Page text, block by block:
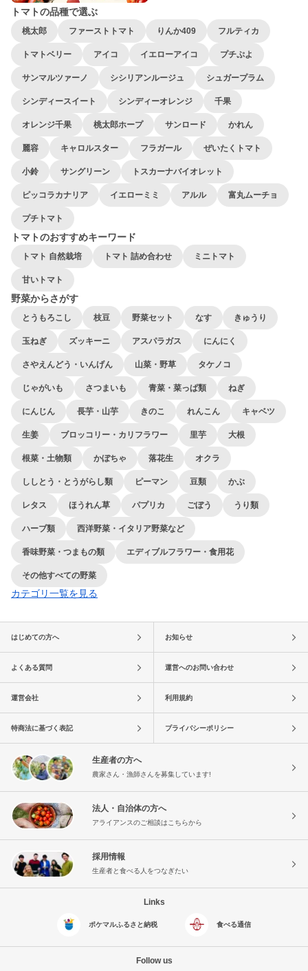
トマトの品種で選ぶ
桃太郎 ファーストトマト りんか409 フルティカ
トマトベリー アイコ イエローアイコ プチぷよ
サンマルツァーノ シシリアンルージュ シュガープラム
シンディースイート シンディーオレンジ 千果
オレンジ千果 桃太郎ホープ サンロード かれん
麗容 キャロルスター フラガール ぜいたくトマト
小鈴 サングリーン トスカーナバイオレット
ピッコラカナリア イエローミミ アルル 富丸ムーチョ
プチトマト
トマトのおすすめキーワード
トマト 自然栽培 トマト 詰め合わせ ミニトマト
甘いトマト
野菜からさがす
とうもろこし 枝豆 野菜セット なす きゅうり
玉ねぎ ズッキーニ アスパラガス にんにく
さやえんどう・いんげん 山菜・野草 タケノコ
じゃがいも さつまいも 青菜・菜っぱ類 ねぎ
にんじん 長芋・山芋 きのこ れんこん キャベツ
生姜 ブロッコリー・カリフラワー 里芋 大根
根菜・土物類 かぼちゃ 落花生 オクラ
ししとう・とうがらし類 ピーマン 豆類 かぶ
レタス ほうれん草 パプリカ ごぼう うり類
ハーブ類 西洋野菜・イタリア野菜など
香味野菜・つまもの類 エディブルフラワー・食用花
その他すべての野菜
カテゴリ一覧を見る
はじめての方へ お知らせ
よくある質問 運営へのお問い合わせ
運営会社 利用規約
特商法に基づく表記 プライバシーポリシー
生産者の方へ
農家さん・漁師さんを募集しています!
法人・自治体の方へ
アライアンスのご相談はこちらから
採用情報
生産者と食べる人をつなぎたい
Links
ポケマルふるさと納税 食べる通信
Follow us